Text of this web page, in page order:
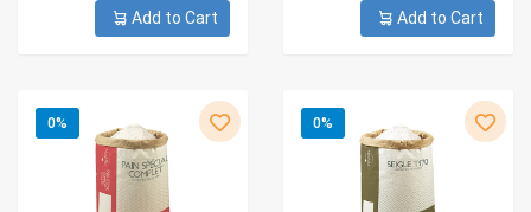
Add to Cart Add to Cart
0% 0%